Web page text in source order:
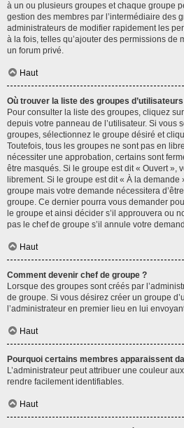
à un ou plusieurs groupes et chaque groupe
gestion des membres par l’intermédiaire des
administrateurs de modifier rapidement les
à la fois, telles qu’ajouter des permissions de
un forum privé.
Haut
Où trouver la liste des groupes
Pour consulter la liste des groupes, cliquez
depuis votre panneau de l’utilisateur. Si vous
groupes, sélectionnez le groupe désiré et
Toutefois, tous les groupes ne sont pas en
nécessiter une approbation, certains sont
être masqués. Si le groupe est dit « Ouvert »,
librement. Si le groupe est dit « À la
groupe mais votre demande nécessitera
groupe. Ce dernier pourra vous demander
le groupe et ainsi décider s’il approuvera ou
pas le chef de groupe s’il annule votre
Haut
Comment devenir chef de groupe ?
Lorsque des groupes sont créés par
de groupe. Si vous désirez créer un groupe
l’administrateur en premier lieu en lui
Haut
Pourquoi certains membres apparaissent
L’administrateur peut attribuer une couleur
rendre facilement identifiables.
Haut